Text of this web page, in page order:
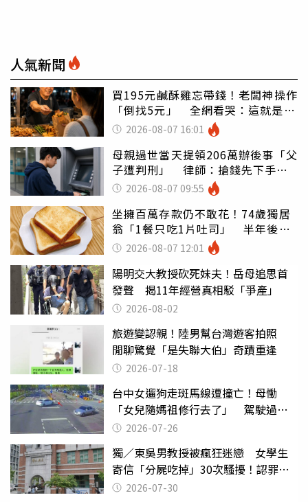
人氣新聞
買195元鹹酥雞忘帶錢！老闆神操作
「倒找5元」 全網看哭：這就是台
灣 2026-08-07 16:01
母親過世當天提領206萬辦後事「父
子遭判刑」 律師：搶錢先下手是
罪 2026-08-07 09:55
坐擁百萬存款仍不敢花！74歲獨居
翁「1餐只吃1片吐司」 半年後暴
瘦嚇壞女兒
2026-08-07 12:01
陽明交大教授砍死妹夫！岳母追思首
發聲 揭11年經營真相駁「爭產」
2026-08-02
旅遊變認親！陸男幫台灣遊客拍照
閒聊驚覺「是失聯大伯」奇蹟重逢
2026-07-18
台中女遛狗走斑馬線遭撞亡！母慟
「女兒隨媽祖修行去了」 駕駛過失
致死判9月
2026-07-26
獨／東吳男教授被瘋狂迷戀 女學生
寄信「分屍吃掉」30次騷擾！認罪免
關 2026-07-30